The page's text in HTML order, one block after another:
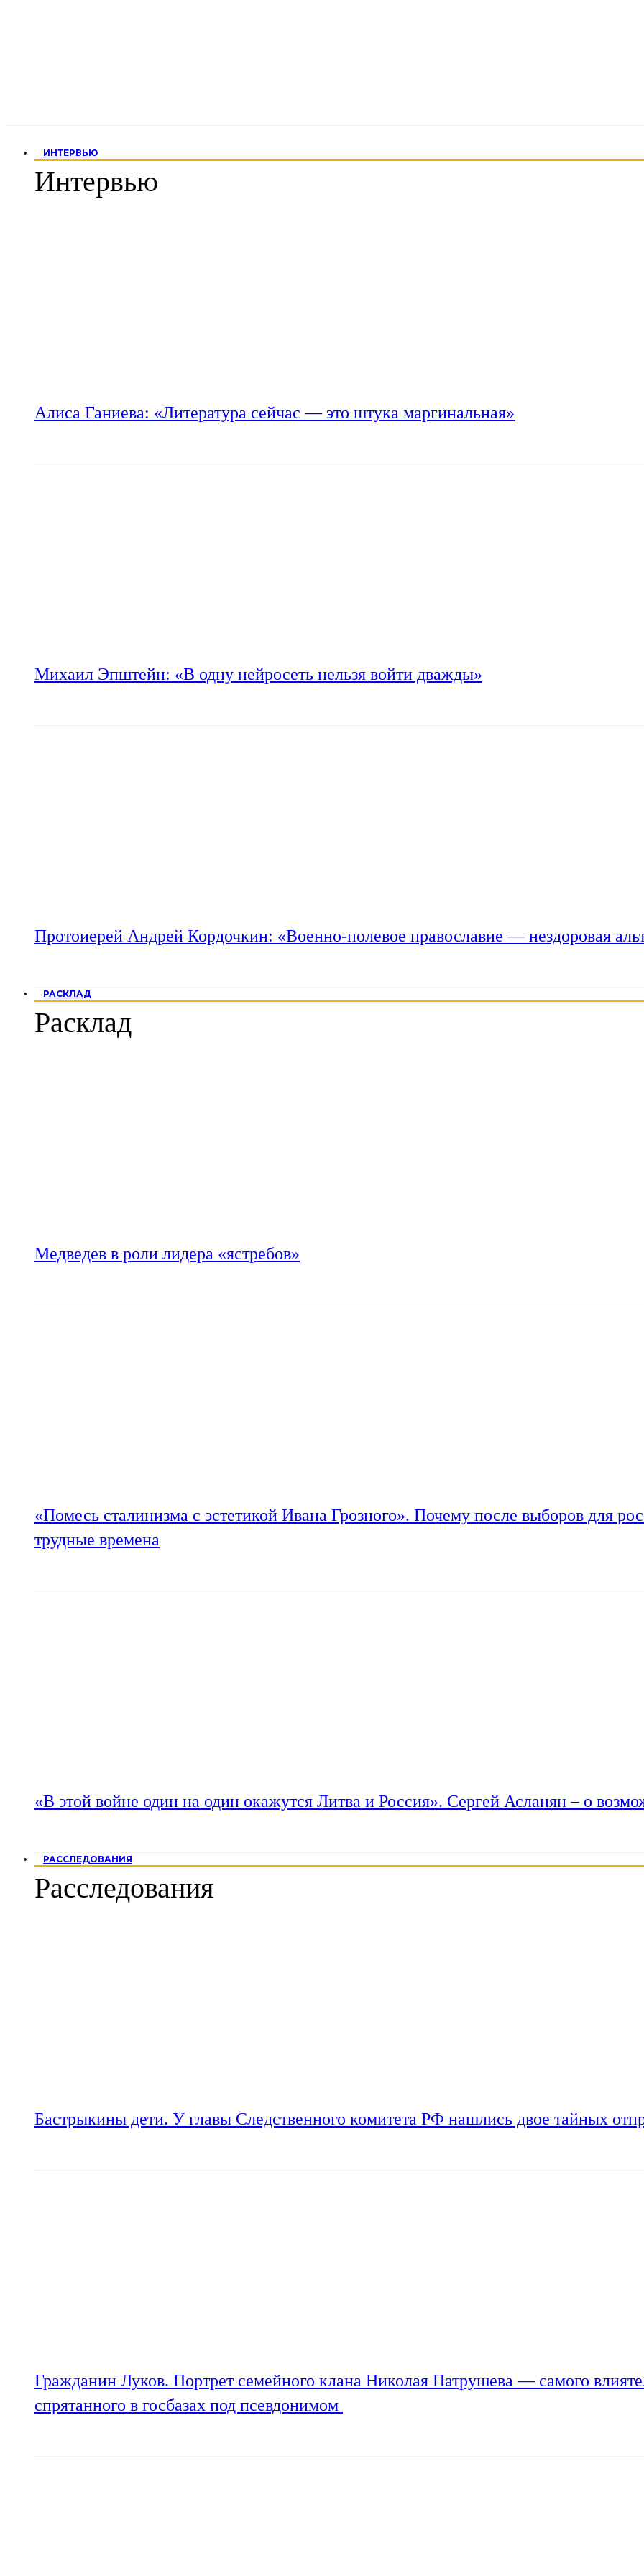
ИНТЕРВЬЮ
Интервью
Алиса Ганиева: «Литература сейчас — это штука маргинальная»
Михаил Эпштейн: «В одну нейросеть нельзя войти дважды»
Протоиерей Андрей Кордочкин: «Военно-полевое православие — нездоровая
РАСКЛАД
Расклад
Медведев в роли лидера «ястребов»
«Помесь сталинизма с эстетикой Ивана Грозного». Почему после выборов для
трудные времена
«В этой войне один на один окажутся Литва и Россия». Сергей Асланян – о
РАССЛЕДОВАНИЯ
Расследования
Бастрыкины дети. У главы Следственного комитета РФ нашлись двое тайных
Гражданин Луков. Портрет семейного клана Николая Патрушева — самого
спрятанного в госбазах под псевдонимом